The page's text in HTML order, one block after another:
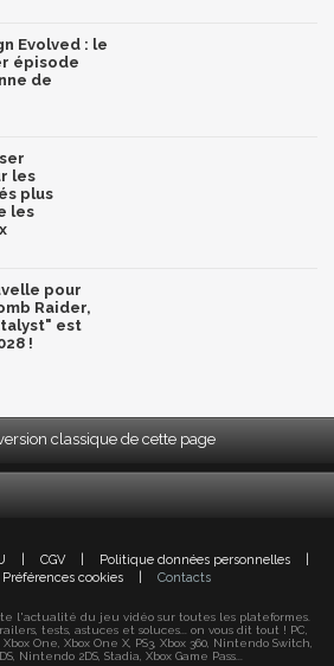
Evolved : le
épisode
de
les
plus
les
pour
Raider,
est
!
classique de cette page
CGV Politique données personnelles
Préférences cookies Contacts
l'actualité du jeu vidéo sur toutes les plateformes.
tests, astuces et soluces... on vous dit tout ! PC,
Xbox One, Xbox One X, PS3, Xbox 360, Nintendo Switch,
Nintendo 2DS, Stadia, Xbox Game Pass...